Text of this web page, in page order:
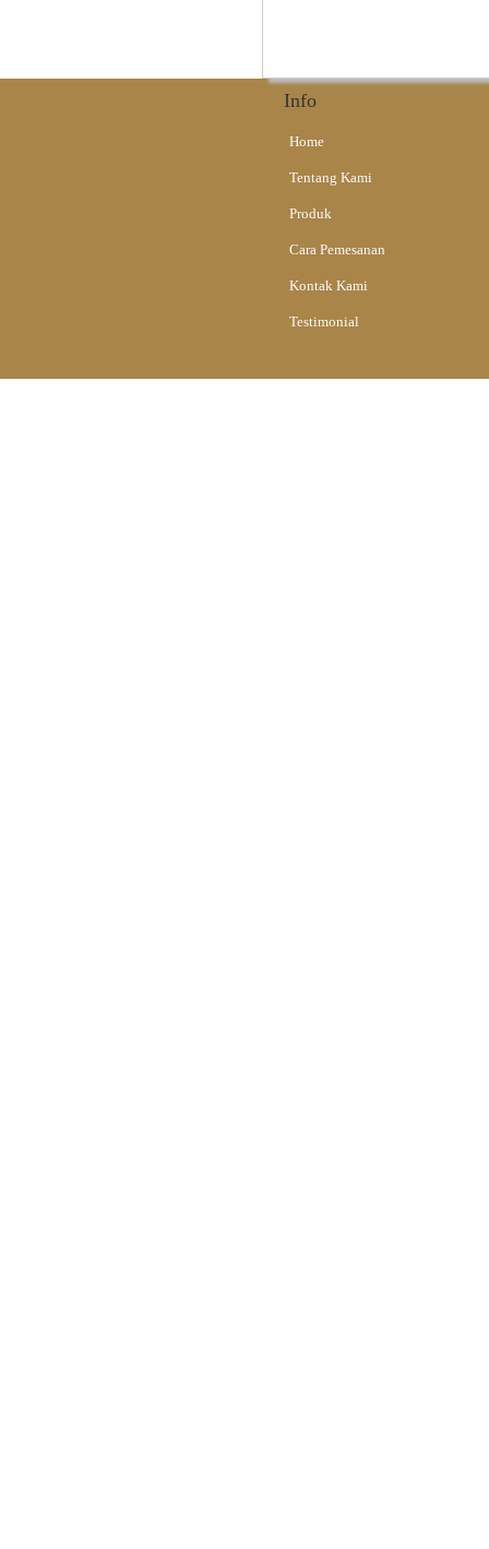
Info
Home
Tentang Kami
Produk
Cara Pemesanan
Kontak Kami
Testimonial